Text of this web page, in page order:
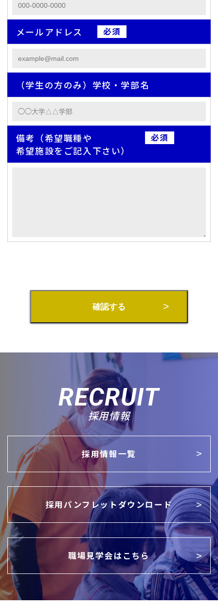
メールアドレス
（学生の方のみ）学校・学部名
備考（希望職種や
希望施設をご記入下さい）
確認する
RECRUIT
採用情報
採用情報一覧
採用パンフレットダウンロード
職場見学会はこちら